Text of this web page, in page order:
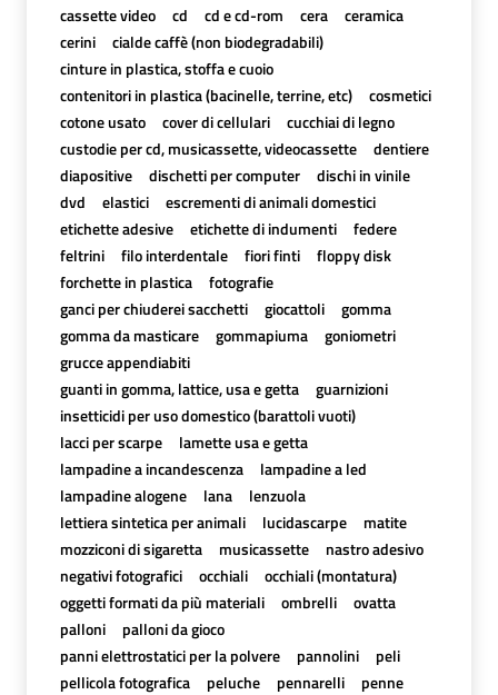
cassette video
cd cd e cd-rom cera
ceramica
cerini
cialde caffè (non biodegradabili)
cinture in plastica, stoffa e cuoio
contenitori in plastica (bacinelle, terrine, etc)
cosmetici
cotone usato
cover di cellulari
cucchiai di legno
custodie per cd, musicassette, videocassette
dentiere
diapositive
dischetti per computer
dischi in vinile
dvd
elastici
escrementi di animali domestici
etichette adesive
etichette di indumenti
federe
feltrini
filo interdentale fiori finti
floppy disk
forchette in plastica
fotografie
ganci per chiuderei sacchetti
giocattoli
gomma
gomma da masticare
gommapiuma
goniometri
grucce appendiabiti
guanti in gomma, lattice, usa e getta
guarnizioni
insetticidi per uso domestico (barattoli vuoti)
lacci per scarpe
lamette usa e getta
lampadine a incandescenza
lampadine a led
lampadine alogene
lana
lenzuola
lettiera sintetica per animali
lucidascarpe
matite
mozziconi di sigaretta
musicassette
nastro adesivo
negativi fotografici
occhiali
occhiali (montatura)
oggetti formati da più materiali
ombrelli
ovatta
palloni
palloni da gioco
panni elettrostatici per la polvere
pannolini
peli
pellicola fotografica
peluche pennarelli
penne